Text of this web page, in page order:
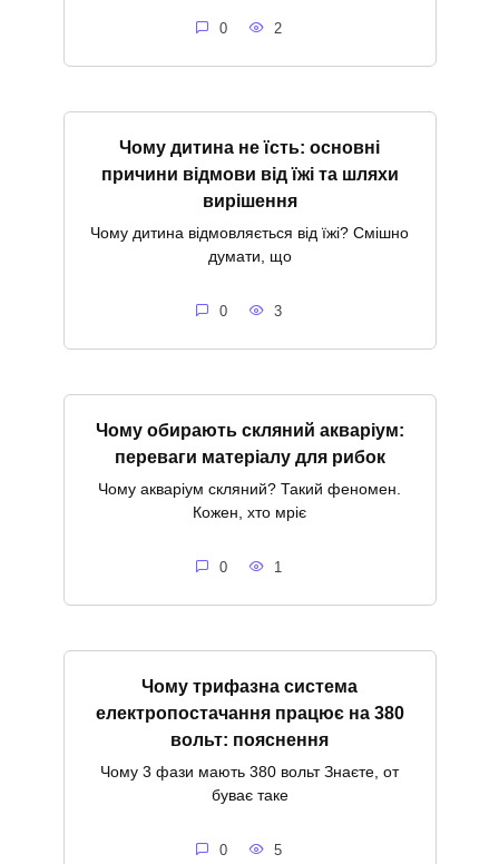
0 2
Чому дитина не їсть: основні
причини відмови від їжі та шляхи
вирішення
Чому дитина відмовляється від їжі? Смішно
думати, що
0 3
Чому обирають скляний акваріум:
переваги матеріалу для рибок
Чому акваріум скляний? Такий феномен.
Кожен, хто мріє
0 1
Чому трифазна система
електропостачання працює на 380
вольт: пояснення
Чому 3 фази мають 380 вольт Знаєте, от
буває таке
0 5